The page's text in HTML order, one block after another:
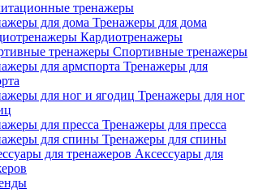
тренажеры
Тренажеры для дома
Кардиотренажеры
Спортивные тренажеры
Тренажеры для
Тренажеры для ног
Тренажеры для пресса
Тренажеры для спины
Аксессуары для